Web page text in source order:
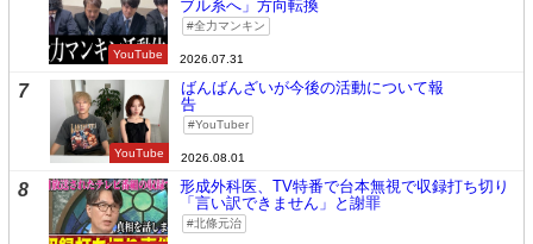
YouTube
ブル系へ」方向転換
全力マンキン
2026.07.31
7
YouTube
ばんばんざいが今後の活動について報
告
YouTuber
2026.08.01
8
形成外科医、TV特番で台本無視で収録打ち切り
「言い訳できません」と謝罪
北條元治